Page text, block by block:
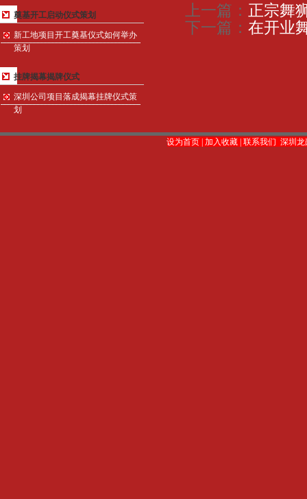
奠基开工启动仪式策划
新工地项目开工奠基仪式如何举办
策划
挂牌揭幕揭牌仪式
深圳公司项目落成揭幕挂牌仪式策
划
上一篇： 正宗舞
下一篇： 在开业
设为首页 |加入收藏 |联系我们 深圳龙